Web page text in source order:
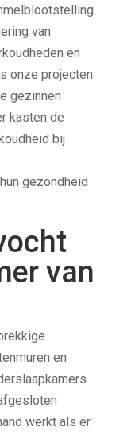
van
en
onze projecten
gezinnen
kasten de
bij
gezondheid
van
en
werkt als er